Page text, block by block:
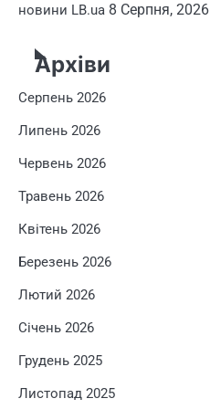
новини LB.ua 8 Серпня, 2026
Архіви
Серпень 2026
Липень 2026
Червень 2026
Травень 2026
Квітень 2026
Березень 2026
Лютий 2026
Січень 2026
Грудень 2025
Листопад 2025